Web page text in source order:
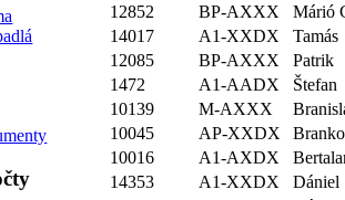
12852
BP-AXXX
Márió
14017
A1-XXDX
Tamás
12085
BP-AXXX
Patrik
1472
A1-AADX
Štefan
10139
M-AXXX
10045
AP-XXDX
Branko
10016
A1-AXDX
14353
A1-XXDX
Dániel